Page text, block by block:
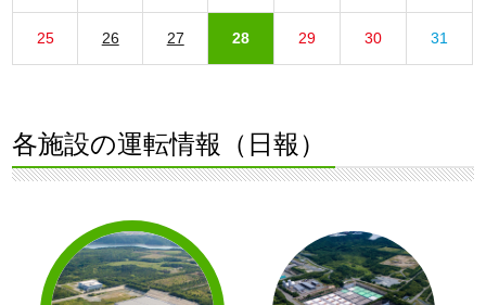
25 26 27 28 29 30 31
各施設の運転情報（日報）